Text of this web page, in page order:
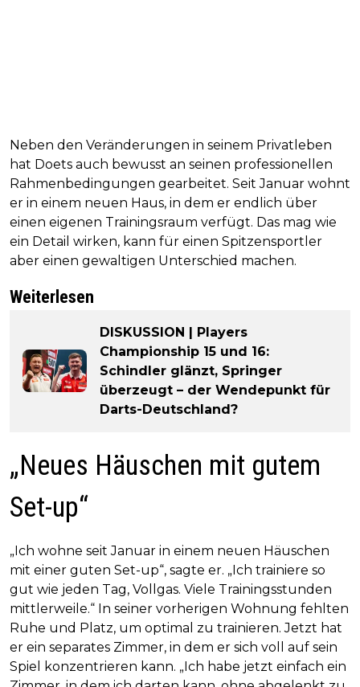
Neben den Veränderungen in seinem Privatleben
hat Doets auch bewusst an seinen professionellen
Rahmenbedingungen gearbeitet. Seit Januar wohnt
er in einem neuen Haus, in dem er endlich über
einen eigenen Trainingsraum verfügt. Das mag wie
ein Detail wirken, kann für einen Spitzensportler
aber einen gewaltigen Unterschied machen.
Weiterlesen
DISKUSSION | Players
Championship 15 und 16:
Schindler glänzt, Springer
überzeugt – der Wendepunkt für
Darts-Deutschland?
„Neues Häuschen mit gutem
Set-up“
„Ich wohne seit Januar in einem neuen Häuschen
mit einer guten Set-up“, sagte er. „Ich trainiere so
gut wie jeden Tag, Vollgas. Viele Trainingsstunden
mittlerweile.“ In seiner vorherigen Wohnung fehlten
Ruhe und Platz, um optimal zu trainieren. Jetzt hat
er ein separates Zimmer, in dem er sich voll auf sein
Spiel konzentrieren kann. „Ich habe jetzt einfach ein